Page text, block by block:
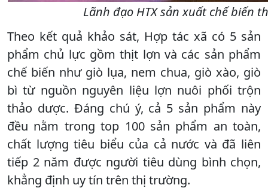
Lãnh đạo HTX sản xuất chế biến
Theo kết quả khảo sát, Hợp tác xã có 5 sản
phẩm chủ lực gồm thịt lợn và các sản phẩm
chế biến như giò lụa, nem chua, giò xào, giò
bì từ nguồn nguyên liệu lợn nuôi phối trộn
thảo dược. Đáng chú ý, cả 5 sản phẩm này
đều nằm trong top 100 sản phẩm an toàn,
chất lượng tiêu biểu của cả nước và đã liên
tiếp 2 năm được người tiêu dùng bình chọn,
khẳng định uy tín trên thị trường.